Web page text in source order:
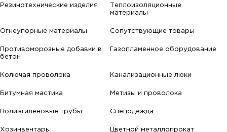
Резинотехнические изделия
Теплоизоляционные
материалы
Огнеупорные материалы Сопутствующие товары
Противоморозные добавки в
бетон
Газопламенное оборудование
Колючая проволока Канализационные люки
Битумная мастика Метизы и проволока
Полиэтиленовые трубы Спецодежда
Хозинвентарь Цветной металлопрокат